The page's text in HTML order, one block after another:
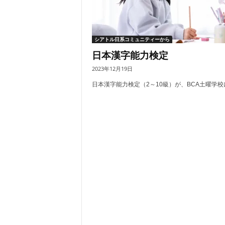
シアトル日系コミュニティーから
日本漢字能力検定
2023年12月19日
日本漢字能力検定（2～10級）が、BCA土曜学校